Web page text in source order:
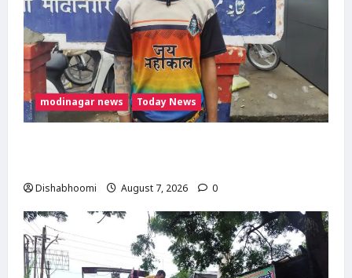
modinagar news Today News
Dishabhoomi August 7, 2026 0